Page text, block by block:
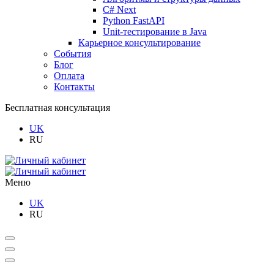
C# Next
Python FastAPI
Unit-тестирование в Java
Карьерное консультирование
События
Блог
Оплата
Контакты
Бесплатная консультация
UK
RU
Меню
UK
RU